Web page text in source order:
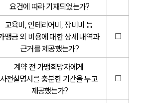
요건에 따라 기재되었는가?
교육비, 인테리어비, 장비비 등
맹금 외 비용에 대한 상세 내역과
근거를 제공했는가?
☐
계약 전 가맹희망자에게
사전설명서를 충분한 기간을 두고
제공했는가?
☐